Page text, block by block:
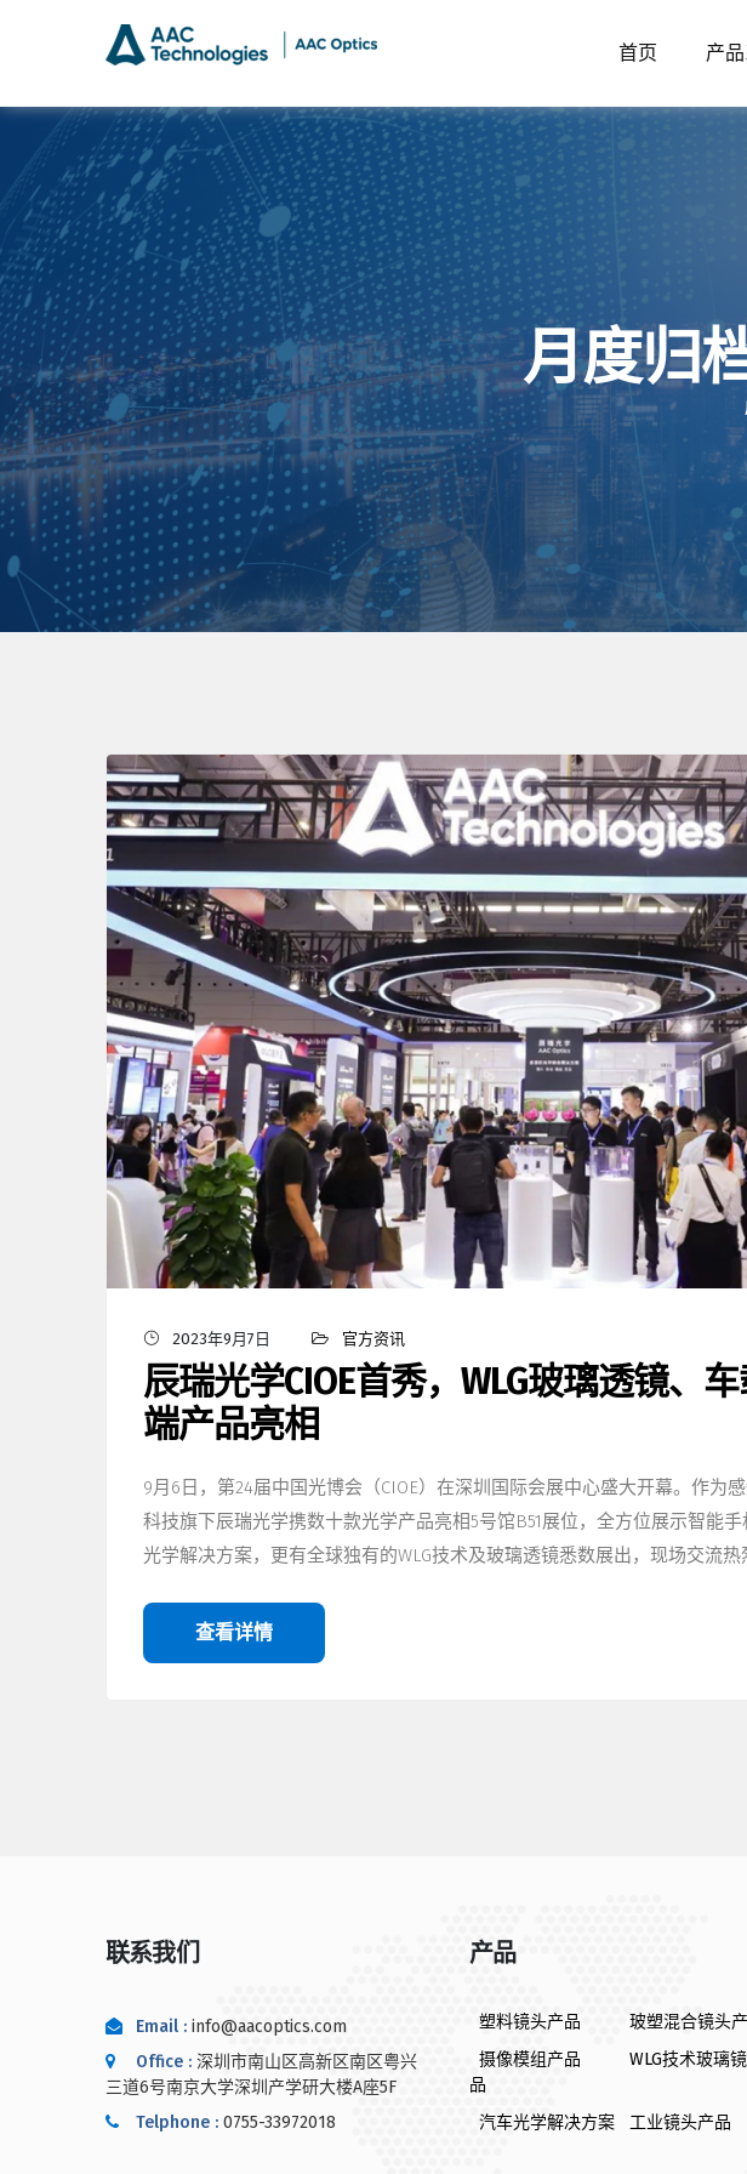
首页 产
月度归
2023年9月7日 官方资讯
辰瑞光学CIOE首秀，WLG玻璃透镜、
端产品亮相
9月6日，第24届中国光博会（CIOE）在深圳国际会展中心盛大开幕。作为
科技旗下辰瑞光学携数十款光学产品亮相5号馆B51展位，全方位展示智能
光学解决方案，更有全球独有的WLG技术及玻璃透镜悉数展出，现场交流热
查看详情
联系我们
Email : info@aacoptics.com
Office : 深圳市南山区高新区南区粤兴
三道6号南京大学深圳产学研大楼A座5F
Telphone : 0755-33972018
产品
塑料镜头产品
玻塑混合镜头产
摄像模组产品
WLG技术玻璃镜
品
汽车光学解决方案
工业镜头产品